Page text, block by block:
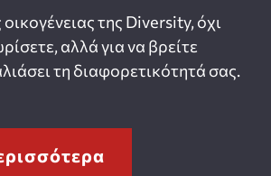
οικογένειας της Diversity, όχι
αλλά για να βρείτε
τη διαφορετικότητά σας.